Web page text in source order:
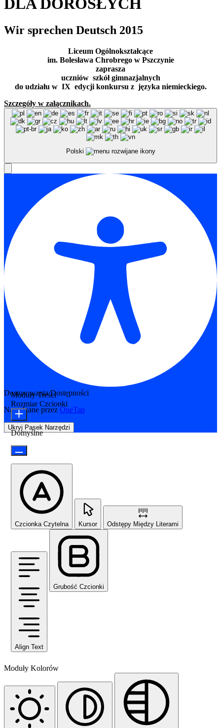
DLA DOROSŁYCH
Wir sprechen Deutsch 2015
Liceum Ogólnokształcące
im. Bolesława Chrobrego w Pszczynie
zaprasza
uczniów szkół gimnazjalnych
do udziału w IX edycji konkursu z języka niemieckiego.
Szczegóły w załącznikach.
Polski
Dostosowania Dostępności
Napędzane przez OneTap
Ukryj Pasek Narzędzi
Moduły Treści
Rozmiar Czcionki
Domyślne
Czcionka Czytelna Kursor Odstępy Między Literami
Align Text
Grubość Czcionki
Moduły Kolorów